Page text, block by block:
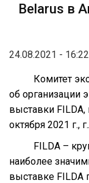
Belarus в
24.08.2021 - 16:22
Комитет
об организации
выставки FILDA,
октября 2021 г.,
FILDA –
наиболее
выставке FILDA